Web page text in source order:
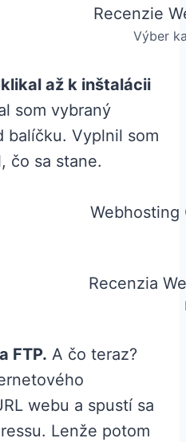
Výber
až k inštalácii
som vybraný
balíčku. Vyplnil som
čo sa stane.
FTP. A čo teraz?
webu a spustí sa
Lenže potom